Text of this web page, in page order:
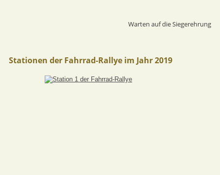
Stationen der Fahrrad-Rallye im Jahr 2019
Warten auf die Siegerehrung